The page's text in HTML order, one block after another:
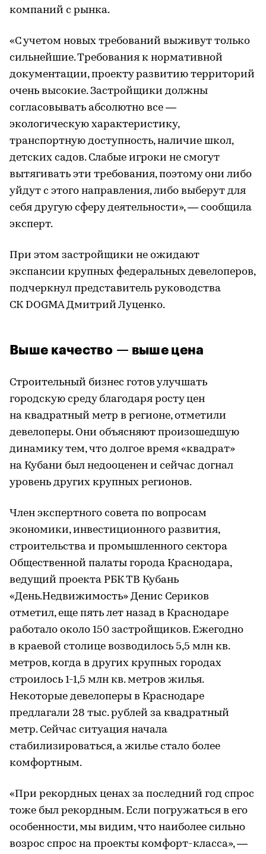
компаний с рынка.
«С учетом новых требований выживут только
сильнейшие. Требования к нормативной
документации, проекту развитию территорий
очень высокие. Застройщики должны
согласовывать абсолютно все —
экологическую характеристику,
транспортную доступность, наличие школ,
детских садов. Слабые игроки не смогут
вытягивать эти требования, поэтому они либо
уйдут с этого направления, либо выберут для
себя другую сферу деятельности», — сообщила
эксперт.
При этом застройщики не ожидают
экспансии крупных федеральных девелоперов,
подчеркнул представитель руководства
СК DOGMA Дмитрий Луценко.
Выше качество — выше цена
Строительный бизнес готов улучшать
городскую среду благодаря росту цен
на квадратный метр в регионе, отметили
девелоперы. Они объясняют произошедшую
динамику тем, что долгое время «квадрат»
на Кубани был недооценен и сейчас догнал
уровень других крупных регионов.
Член экспертного совета по вопросам
экономики, инвестиционного развития,
строительства и промышленного сектора
Общественной палаты города Краснодара,
ведущий проекта РБК ТВ Кубань
«День.Недвижимость» Денис Сериков
отметил, еще пять лет назад в Краснодаре
работало около 150 застройщиков. Ежегодно
в краевой столице возводилось 5,5 млн кв.
метров, когда в других крупных городах
строилось 1-1,5 млн кв. метров жилья.
Некоторые девелоперы в Краснодаре
предлагали 28 тыс. рублей за квадратный
метр. Сейчас ситуация начала
стабилизироваться, а жилье стало более
комфортным.
«При рекордных ценах за последний год спрос
тоже был рекордным. Если погружаться в его
особенности, мы видим, что наиболее сильно
возрос спрос на проекты комфорт-класса», —